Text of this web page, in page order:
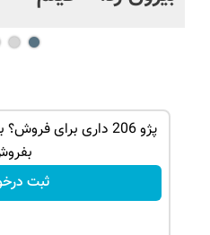
پژو 206 داری برای
ثبت